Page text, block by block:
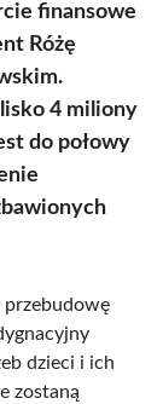
finansowe
Różę
4 miliony
do połowy
przebudowę
dzieci i ich
zostaną